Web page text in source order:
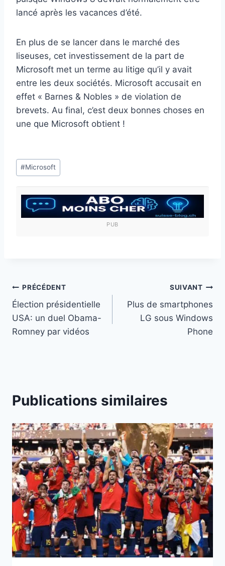
lancé après les vacances d’été.
En plus de se lancer dans le marché des
liseuses, cet investissement de la part de
Microsoft met un terme au litige qu’il y avait
entre les deux sociétés. Microsoft accusait en
effet « Barnes & Nobles » de violation de
brevets. Au final, c’est deux bonnes choses en
une que Microsoft obtient !
Étiquettes
de
publication :
#Microsoft
PUB
Navigation
de
l’article
PRÉCÉDENT
Élection présidentielle
USA: un duel Obama-
Romney par vidéos
SUIVANT
Plus de smartphones
LG sous Windows
Phone
Publications similaires